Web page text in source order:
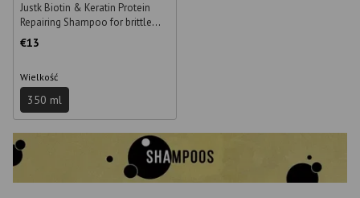
Justk Biotin & Keratin Protein
Repairing Shampoo for brittle
hair 350 ml
€13
Wielkość
350 ml